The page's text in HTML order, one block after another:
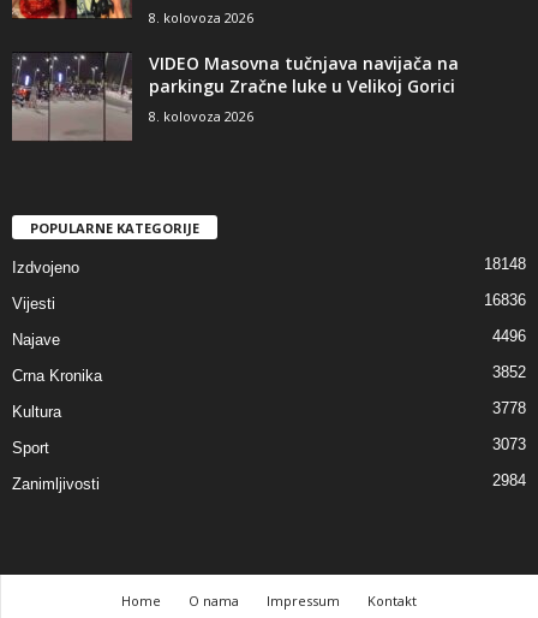
8. kolovoza 2026
VIDEO Masovna tučnjava navijača na
parkingu Zračne luke u Velikoj Gorici
8. kolovoza 2026
POPULARNE KATEGORIJE
Izdvojeno 18148
Vijesti 16836
Najave 4496
Crna Kronika 3852
Kultura 3778
Sport 3073
Zanimljivosti 2984
Home O nama Impressum Kontakt